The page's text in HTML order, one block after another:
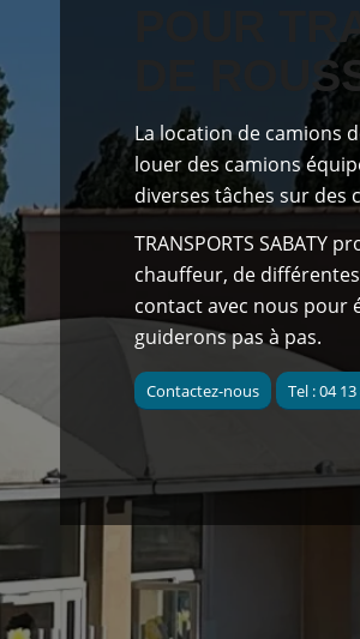
POUR
DE
La location de camions
louer des camions
diverses tâches sur des
TRANSPORTS SABATY
chauffeur, de
contact avec nous pour
guiderons pas à pas.
Contactez-nous Tel : 04